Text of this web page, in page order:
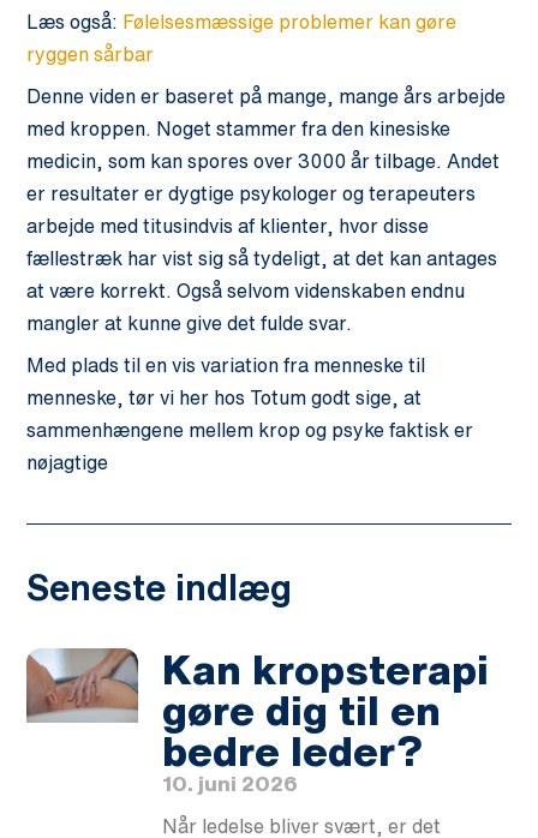
Læs også: Følelsesmæssige problemer kan gøre
ryggen sårbar
Denne viden er baseret på mange, mange års arbejde
med kroppen. Noget stammer fra den kinesiske
medicin, som kan spores over 3000 år tilbage. Andet
er resultater er dygtige psykologer og terapeuters
arbejde med titusindvis af klienter, hvor disse
fællestræk har vist sig så tydeligt, at det kan antages
at være korrekt. Også selvom videnskaben endnu
mangler at kunne give det fulde svar.
Med plads til en vis variation fra menneske til
menneske, tør vi her hos Totum godt sige, at
sammenhængene mellem krop og psyke faktisk er
nøjagtige
Seneste indlæg
Kan kropsterapi
gøre dig til en
bedre leder?
10. juni 2026
Når ledelse bliver svært, er det